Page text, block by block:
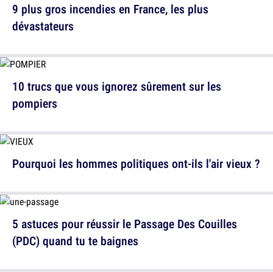
10 trucs que vous ignorez sûrement sur les
pompiers
5 astuces pour réussir le Passage Des Couilles
(PDC) quand tu te baignes
9 plus gros incendies en France, les plus
dévastateurs
Pourquoi les hommes politiques ont-ils l'air vieux ?